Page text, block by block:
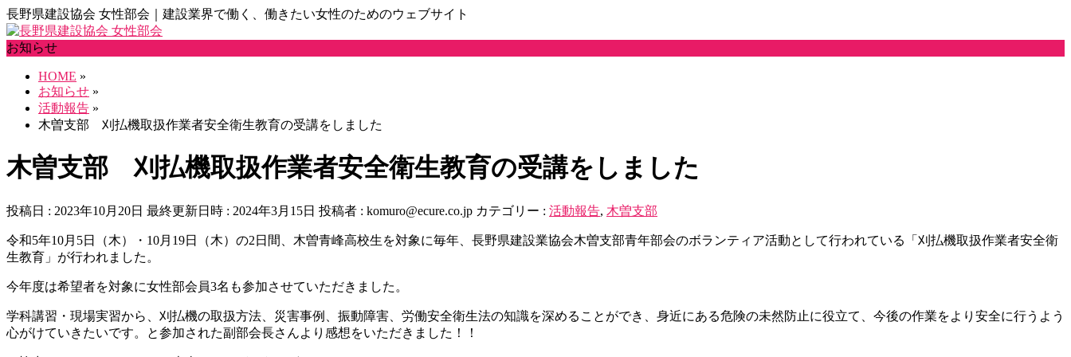
長野県建設協会 女性部会｜建設業界で働く、働きたい女性のためのウェブサイト
お知らせ
HOME »
お知らせ »
活動報告 »
木曽支部 刈払機取扱作業者安全衛生教育の受講をしました
木曽支部 刈払機取扱作業者安全衛生教育の受講をしました
投稿日 : 2023年10月20日 最終更新日時 : 2024年3月15日 投稿者 : komuro@ecure.co.jp カテゴリー : 活動報告, 木曽支部
令和5年10月5日（木）・10月19日（木）の2日間、木曽青峰高校生を対象に毎年、長野県建設業協会木曽支部青年部会のボランティア活動として行われている「刈払機取扱作業者安全衛
生教育」が行われました。
今年度は希望者を対象に女性部会員3名も参加させていただきました。
学科講習・現場実習から、刈払機の取扱方法、災害事例、振動障害、労働安全衛生法の知識を深めることができ、身近にある危険の未然防止に役立て、今後の作業をより安全に行うよう
心がけていきたいです。と参加された副部会長さんより感想をいただきました！！